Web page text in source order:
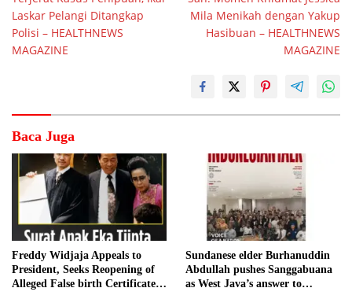
pos
Laskar Pelangi Ditangkap
Polisi – HEALTHNEWS
MAGAZINE
Mila Menikah dengan Yakup
Hasibuan – HEALTHNEWS
MAGAZINE
Baca Juga
Freddy Widjaja Appeals to
President, Seeks Reopening of
Alleged False birth Certificate
Sundanese elder Burhanuddin
Abdullah pushes Sanggabuana
as West Java’s answer to